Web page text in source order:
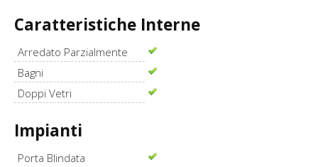
Caratteristiche Interne
Arredato Parzialmente
Bagni
Doppi Vetri
Impianti
Porta Blindata